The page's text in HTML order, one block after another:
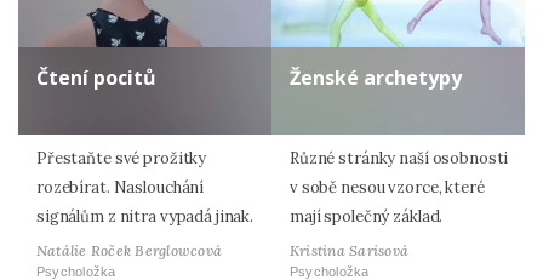
Čtení pocitů
Přestaňte své prožitky
rozebírat. Naslouchání
signálům z nitra vypadá jinak.
Natálie Roček Berglowcová
Psycholožka
Ženské archetypy
Různé stránky naší osobnosti
v sobě nesou vzorce, které
mají společný základ.
Kristina Sarisová
Psycholožka